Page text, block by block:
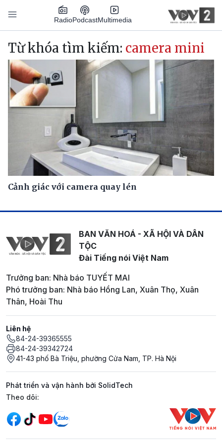
Nhảy đến nội dung
RadioPodcastMultimedia
Main navigation
Từ khóa tìm kiếm: camera mini
Cảnh giác với camera quay lén
BAN VĂN HOÁ - XÃ HỘI VÀ DÂN
TỘC
Đài Tiếng nói Việt Nam
Trưởng ban: Nhà báo TUYẾT MAI
Phó trưởng ban: Nhà báo Hồng Lan, Xuân Thọ, Xuân
Thân, Hoài Thu
Liên hệ
84-24-39365555
84-24-39342724
41-43 phố Bà Triệu, phường Cửa Nam, TP. Hà Nội
Phát triển và vận hành bởi SolidTech
Mạng xã hội
Theo dõi: